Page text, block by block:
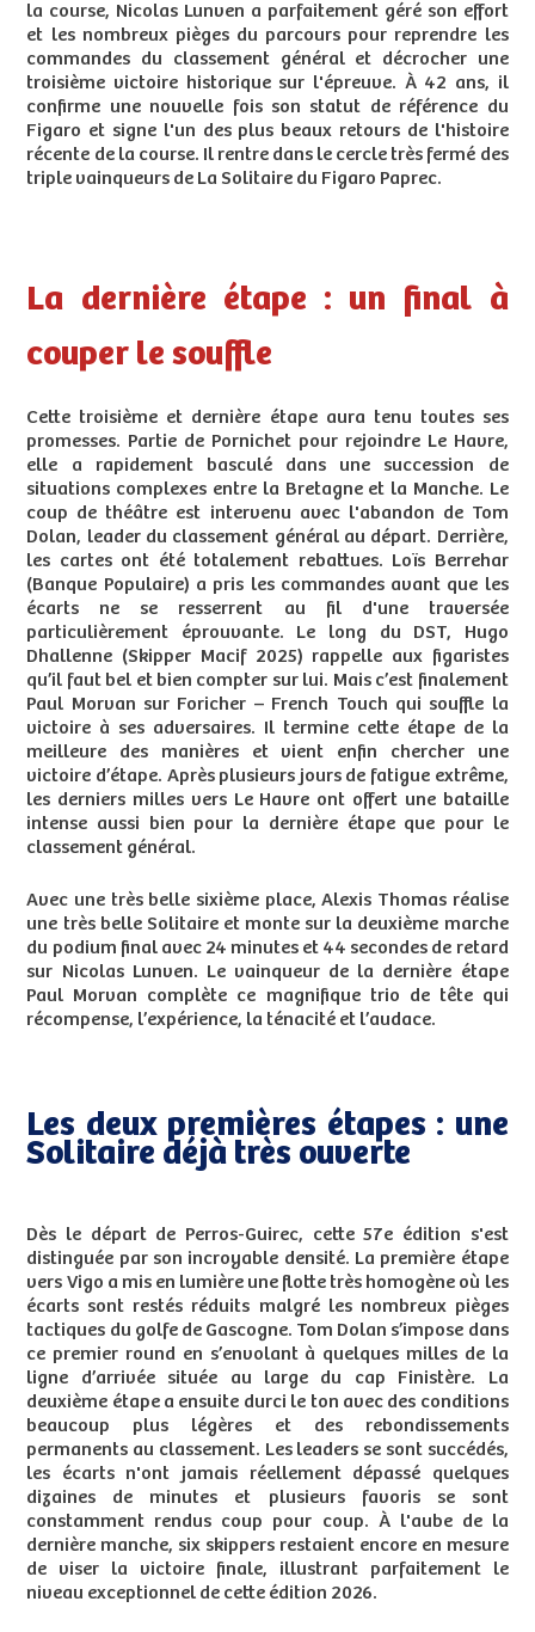
la course, Nicolas Lunven a parfaitement géré son effort
et les nombreux pièges du parcours pour reprendre les
commandes du classement général et décrocher une
troisième victoire historique sur l'épreuve. À 42 ans, il
confirme une nouvelle fois son statut de référence du
Figaro et signe l'un des plus beaux retours de l'histoire
récente de la course. Il rentre dans le cercle très fermé des
triple vainqueurs de La Solitaire du Figaro Paprec.
La dernière étape : un final à
couper le souffle
Cette troisième et dernière étape aura tenu toutes ses
promesses. Partie de Pornichet pour rejoindre Le Havre,
elle a rapidement basculé dans une succession de
situations complexes entre la Bretagne et la Manche. Le
coup de théâtre est intervenu avec l'abandon de Tom
Dolan, leader du classement général au départ. Derrière,
les cartes ont été totalement rebattues. Loïs Berrehar
(Banque Populaire) a pris les commandes avant que les
écarts ne se resserrent au fil d'une traversée
particulièrement éprouvante. Le long du DST, Hugo
Dhallenne (Skipper Macif 2025) rappelle aux figaristes
qu’il faut bel et bien compter sur lui. Mais c’est finalement
Paul Morvan sur Foricher – French Touch qui souffle la
victoire à ses adversaires. Il termine cette étape de la
meilleure des manières et vient enfin chercher une
victoire d’étape. Après plusieurs jours de fatigue extrême,
les derniers milles vers Le Havre ont offert une bataille
intense aussi bien pour la dernière étape que pour le
classement général.
Avec une très belle sixième place, Alexis Thomas réalise
une très belle Solitaire et monte sur la deuxième marche
du podium final avec 24 minutes et 44 secondes de retard
sur Nicolas Lunven. Le vainqueur de la dernière étape
Paul Morvan complète ce magnifique trio de tête qui
récompense, l’expérience, la ténacité et l’audace.
Les deux premières étapes : une
Solitaire déjà très ouverte
Dès le départ de Perros-Guirec, cette 57e édition s'est
distinguée par son incroyable densité. La première étape
vers Vigo a mis en lumière une flotte très homogène où les
écarts sont restés réduits malgré les nombreux pièges
tactiques du golfe de Gascogne. Tom Dolan s’impose dans
ce premier round en s’envolant à quelques milles de la
ligne d’arrivée située au large du cap Finistère. La
deuxième étape a ensuite durci le ton avec des conditions
beaucoup plus légères et des rebondissements
permanents au classement. Les leaders se sont succédés,
les écarts n'ont jamais réellement dépassé quelques
dizaines de minutes et plusieurs favoris se sont
constamment rendus coup pour coup. À l'aube de la
dernière manche, six skippers restaient encore en mesure
de viser la victoire finale, illustrant parfaitement le
niveau exceptionnel de cette édition 2026.